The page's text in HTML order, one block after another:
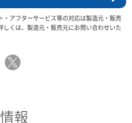
・アフターサービス等の対応は製造元・販売
くは、製造元・販売元にお問い合わせいた
報